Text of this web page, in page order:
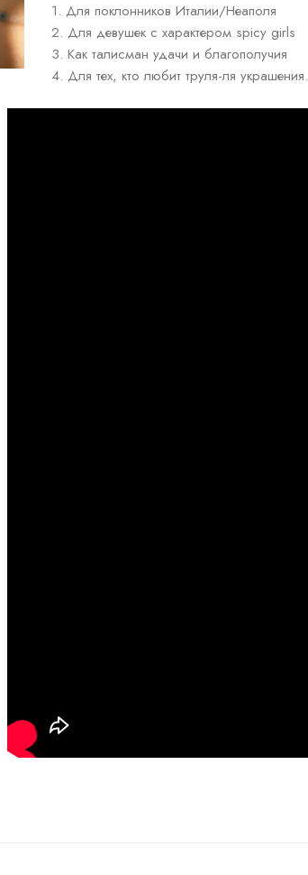
1. Для поклонников Италии/Неаполя
2. Для девушек с характером spicy girls
3. Как талисман удачи и благополучия
4. Для тех, кто любит труля-ля украшения.